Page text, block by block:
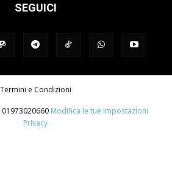
SEGUICI
Termini e Condizioni
01973020660 Modifica le tue impostazioni
Privacy